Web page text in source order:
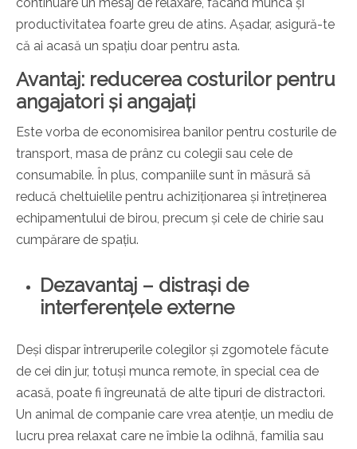
continuare un mesaj de relaxare, făcând munca și
productivitatea foarte greu de atins. Așadar, asigură-te
că ai acasă un spațiu doar pentru asta.
Avantaj: reducerea costurilor pentru
angajatori și angajați
Este vorba de economisirea banilor pentru costurile de
transport, masa de prânz cu colegii sau cele de
consumabile. În plus, companiile sunt în măsură să
reducă cheltuielile pentru achiziționarea și întreținerea
echipamentului de birou, precum și cele de chirie sau
cumpărare de spațiu.
Dezavantaj – distrași de
interferențele externe
Deși dispar întreruperile colegilor și zgomotele făcute
de cei din jur, totuși munca remote, în special cea de
acasă, poate fi îngreunată de alte tipuri de distractori.
Un animal de companie care vrea atenție, un mediu de
lucru prea relaxat care ne îmbie la odihnă, familia sau